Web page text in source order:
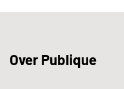
Over Publique